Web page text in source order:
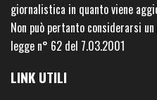
giornalistica in quanto viene
Non può pertanto considerarsi
legge n° 62 del 7.03.2001
LINK UTILI